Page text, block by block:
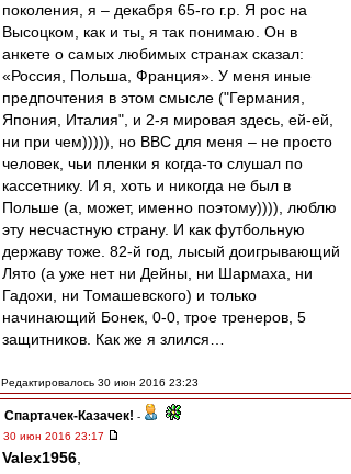
поколения, я – декабря 65-го г.р. Я рос на
Высоцком, как и ты, я так понимаю. Он в
анкете о самых любимых странах сказал:
«Россия, Польша, Франция». У меня иные
предпочтения в этом смысле ("Германия,
Япония, Италия", и 2-я мировая здесь, ей-ей,
ни при чем))))), но ВВС для меня – не просто
человек, чьи пленки я когда-то слушал по
кассетнику. И я, хоть и никогда не был в
Польше (а, может, именно поэтому)))), люблю
эту несчастную страну. И как футбольную
державу тоже. 82-й год, лысый доигрывающий
Лято (а уже нет ни Дейны, ни Шармаха, ни
Гадохи, ни Томашевского) и только
начинающий Бонек, 0-0, трое тренеров, 5
защитников. Как же я злился…
Редактировалось 30 июн 2016 23:23
Спартачек-Казачек! -
30 июн 2016 23:17
Valex1956